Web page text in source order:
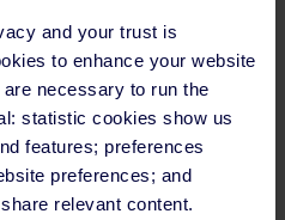
and your trust is
to enhance your website
necessary to run the
statistic cookies show us
features; preferences
preferences; and
relevant content.